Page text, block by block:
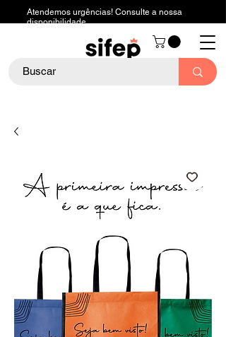
Atendemos urgências! Consulte a nossa
disponibilidade.